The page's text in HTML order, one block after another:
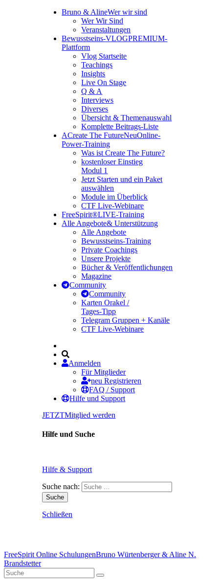
Bruno & AlineWer wir sind
Wer Wir Sind
Veranstaltungen
Bewusstseins-VLOGPREMIUM-
Plattform
Vlog Startseite
Teachings
Insights
Live On Stage
Q & A
Interviews
Diverses
Übersicht & Themenauswahl
Komplette Beitrags-Liste
ACreate The FutureNeuOnline-
Power-Training
Was ist Create The Future?
kostenloser Einstieg
Modul 1
Jetzt Starten und ein Paket
auswählen
Module im Überblick
CTF Live-Webinare
FreeSpirit®LIVE-Training
Alle Angebote& Unterstützung
Alle Angebote
Bewusstseins-Training
Private Coachings
Unsere Projekte
Bücher & Veröffentlichungen
Magazine
Community
Community
Karten Orakel /
Tages-Tipp
Telegram Gruppen + Kanäle
CTF Live-Webinare
Anmelden
Für Mitglieder
neu Registrieren
FAQ / Support
Hilfe und Support
JETZTMitglied werden
Hilfe und Suche
Hilfe & Support
Suche nach:
Schließen
FreeSpirit Online SchulungenBruno Würtenberger & Aline N.
Brandstetter